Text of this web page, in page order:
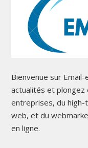
Bienvenue sur
actualités et plongez
entreprises, du high-
web, et du
en ligne.